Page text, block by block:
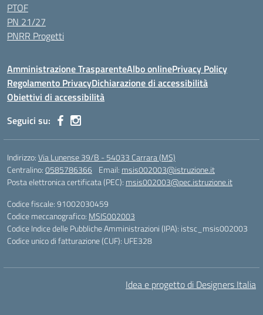
PTOF
PN 21/27
PNRR Progetti
Amministrazione TrasparenteAlbo onlinePrivacy Policy
Regolamento PrivacyDichiarazione di accessibilità
Obiettivi di accessibilità
Seguici su:
Indirizzo:Via Lunense 39/B - 54033 Carrara (MS)
Centralino:0585786366 Email: msis002003@istruzione.it
Posta elettronica certificata (PEC): msis002003@pec.istruzione.it
Codice fiscale: 91002030459
Codice meccanografico: MSIS002003
Codice Indice delle Pubbliche Amministrazioni (IPA): istsc_msis002003
Codice unico di fatturazione (CUF): UFE328
Idea e progetto di Designers Italia